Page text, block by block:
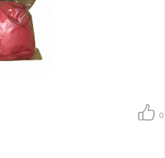
0